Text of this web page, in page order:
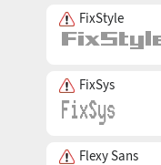
FixStyle
FixSys
Flexy Sans